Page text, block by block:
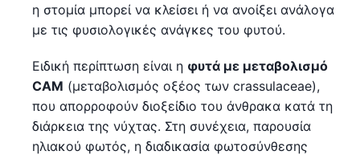
η στομία μπορεί να κλείσει ή να ανοίξει ανάλογα
με τις φυσιολογικές ανάγκες του φυτού.
Ειδική περίπτωση είναι η φυτά με μεταβολισμό
CAM (μεταβολισμός οξέος των crassulaceae),
που απορροφούν διοξείδιο του άνθρακα κατά τη
διάρκεια της νύχτας. Στη συνέχεια, παρουσία
ηλιακού φωτός, η διαδικασία φωτοσύνθεσης